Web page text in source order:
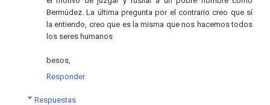
Bermúdez. La última pregunta por el contrario creo que sí
la entiendo, creo que es la misma que nos hacemos todos
los seres humanos
besos,
Responder
Respuestas